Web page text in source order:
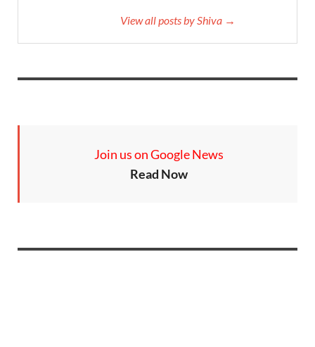
View all posts by Shiva →
Join us on Google News
Read Now